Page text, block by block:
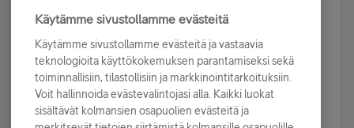
Tilaa Telian uutiskirje ja olet mukana arvonnassa.
sähköpostiisi.
Tilaa nyt
Käytämme sivustollamme evästeitä
Käytämme sivustollamme evästeitä ja vastaavia
teknologioita käyttökokemuksen parantamiseksi sekä
toiminnallisiin, tilastollisiin ja markkinointitarkoituksiin.
Voit hallinnoida evästevalintojasi alla. Kaikki luokat
sisältävät kolmansien osapuolien evästeitä ja